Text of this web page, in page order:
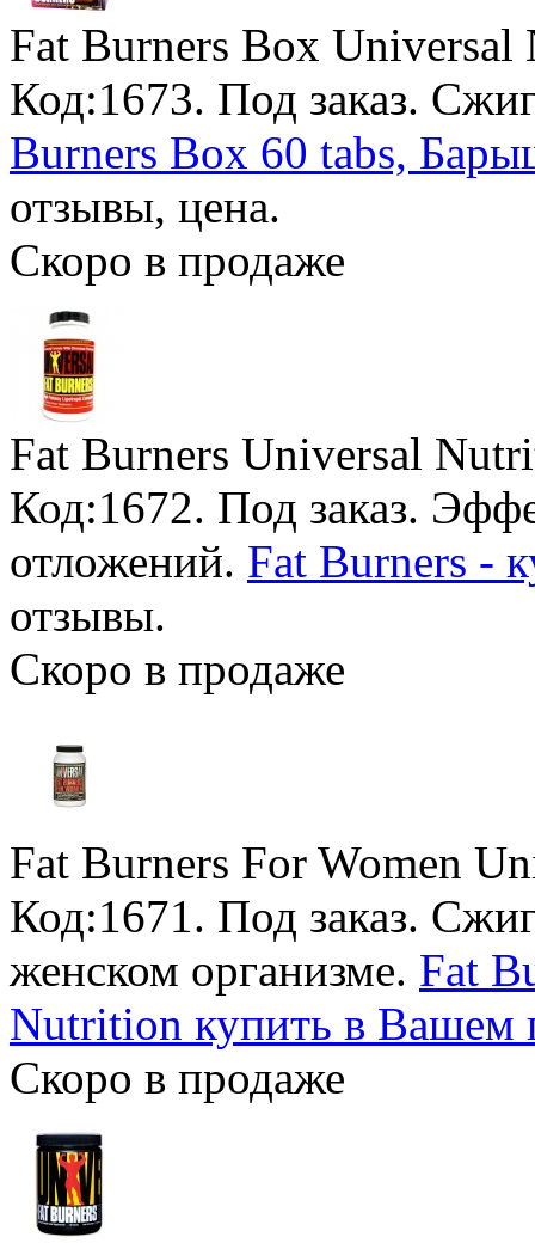
Fat Burners Box
Код:1673. Под заказ.
Burners Box 60 tabs,
отзывы, цена.
Скоро в продаже
Fat Burners Universal
Код:1672. Под заказ.
отложений. Fat Burners -
отзывы.
Скоро в продаже
Fat Burners For Women
Код:1671. Под заказ.
женском организме. Fat
Nutrition купить в Вашем
Скоро в продаже